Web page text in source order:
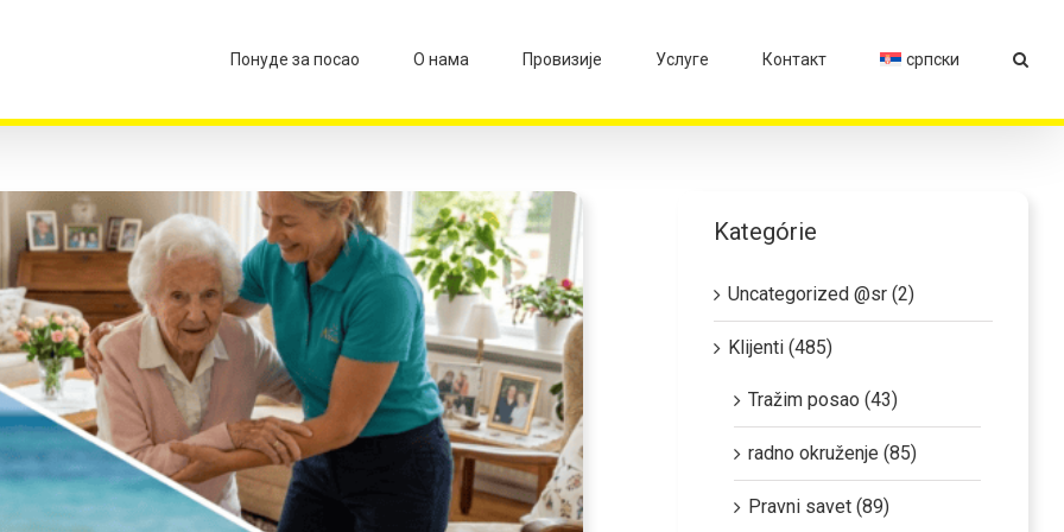
Понуде за посао О нама Провизије Услуге Контакт српски
Kategórie
Uncategorized @sr (2)
Klijenti (485)
Tražim posao (43)
radno okruženje (85)
Pravni savet (89)